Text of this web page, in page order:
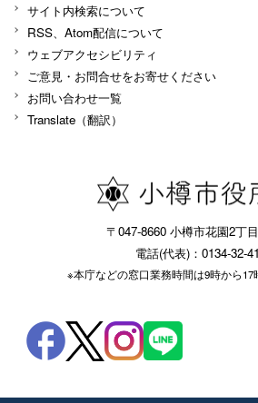
サイト内検索について
RSS、Atom配信について
ウェブアクセシビリティ
ご意見・お問合せをお寄せください
お問い合わせ一覧
Translate（翻訳）
〒047-8660 小樽市花園2丁
電話(代表)：0134-32-
※本庁などの窓口業務時間は9時から17